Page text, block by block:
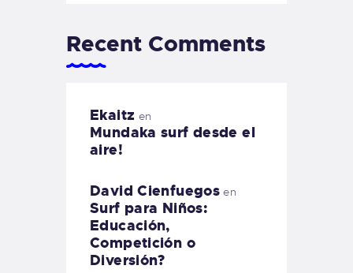
Recent Comments
Ekaitz en
Mundaka surf desde el
aire!
David Cienfuegos en
Surf para Niños:
Educación,
Competición o
Diversión?